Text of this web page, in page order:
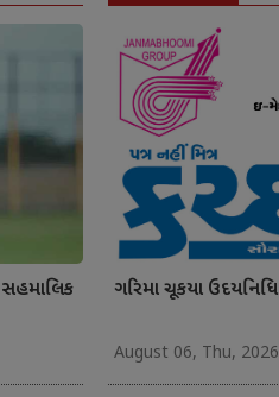
સહમાલિક
ગરિમા ચૂકયા ઉદયનિધિ
August 06, Thu, 2026